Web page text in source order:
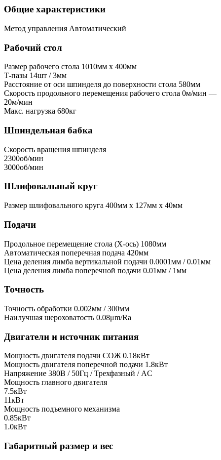
Общие характеристики
Метод управления Автоматический
Рабочий стол
Размер рабочего стола 1010мм x 400мм
Т-пазы 14шт / 3мм
Расстояние от оси шпинделя до поверхности стола 580мм
Скорость продольного перемещения рабочего стола 0м/мин —
20м/мин
Макс. нагрузка 680кг
Шпиндельная бабка
Скорость вращения шпинделя
2300об/мин
3000об/мин
Шлифовальный круг
Размер шлифовального круга 400мм x 127мм x 40мм
Подачи
Продольное перемещение стола (X-ось) 1080мм
Автоматическая поперечная подача 420мм
Цена деления лимба вертикальной подачи 0.0001мм / 0.01мм
Цена деления лимба поперечной подачи 0.01мм / 1мм
Точность
Точность обработки 0.002мм / 300мм
Наилучшая шероховатость 0.08μm/Ra
Двигатели и источник питания
Мощность двигателя подачи СОЖ 0.18кВт
Мощность двигателя поперечной подачи 1.8кВт
Напряжение 380В / 50Гц / Трехфазный / AC
Мощность главного двигателя
7.5кВт
11кВт
Мощность подъемного механизма
0.85кВт
1.0кВт
Габаритный размер и вес